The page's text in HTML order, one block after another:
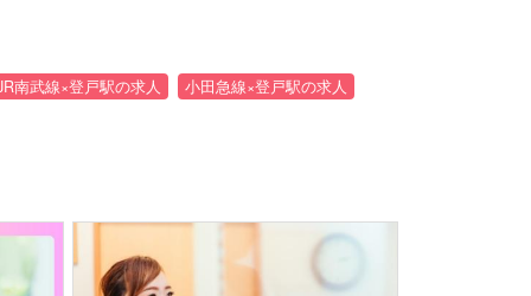
南武線×登戸駅の求人 小田急線×登戸駅の求人